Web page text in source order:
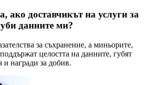
ако доставчикът на услуги за
данните ми?
за съхранение, а миньорите,
целостта на данните, губят
и награди за добив.